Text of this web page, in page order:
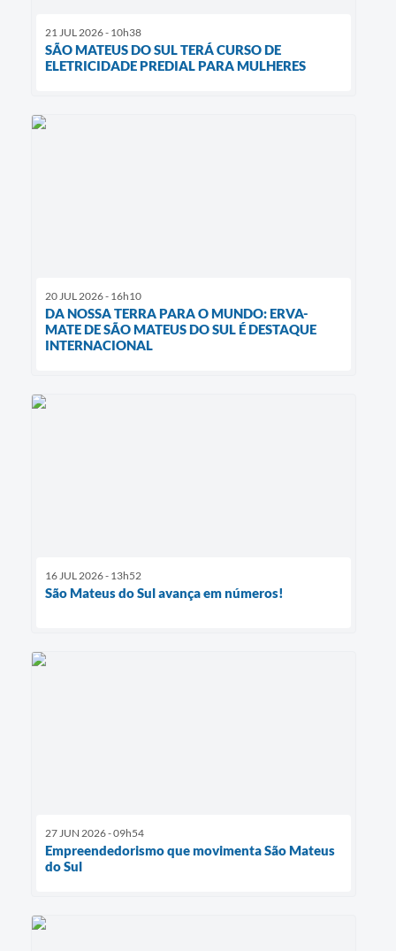
21 JUL 2026 - 10h38
SÃO MATEUS DO SUL TERÁ CURSO DE
ELETRICIDADE PREDIAL PARA MULHERES
20 JUL 2026 - 16h10
DA NOSSA TERRA PARA O MUNDO: ERVA-
MATE DE SÃO MATEUS DO SUL É DESTAQUE
INTERNACIONAL
16 JUL 2026 - 13h52
São Mateus do Sul avança em números!
27 JUN 2026 - 09h54
Empreendedorismo que movimenta São Mateus
do Sul